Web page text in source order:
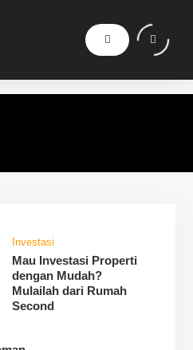
Investasi
Mau Investasi Properti
dengan Mudah?
Mulailah dari Rumah
Second